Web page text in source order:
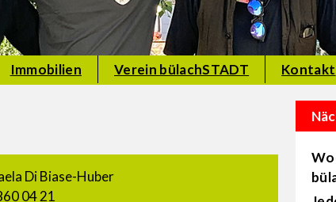
Immobilien Verein bülachSTADT Kontakt
Di Biase-Huber
04 21